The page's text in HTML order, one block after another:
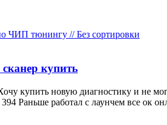
ЧИП тюнингу // Без сортировки
купить
купить новую диагностику и не
Раньше работал с лаунчем все ок